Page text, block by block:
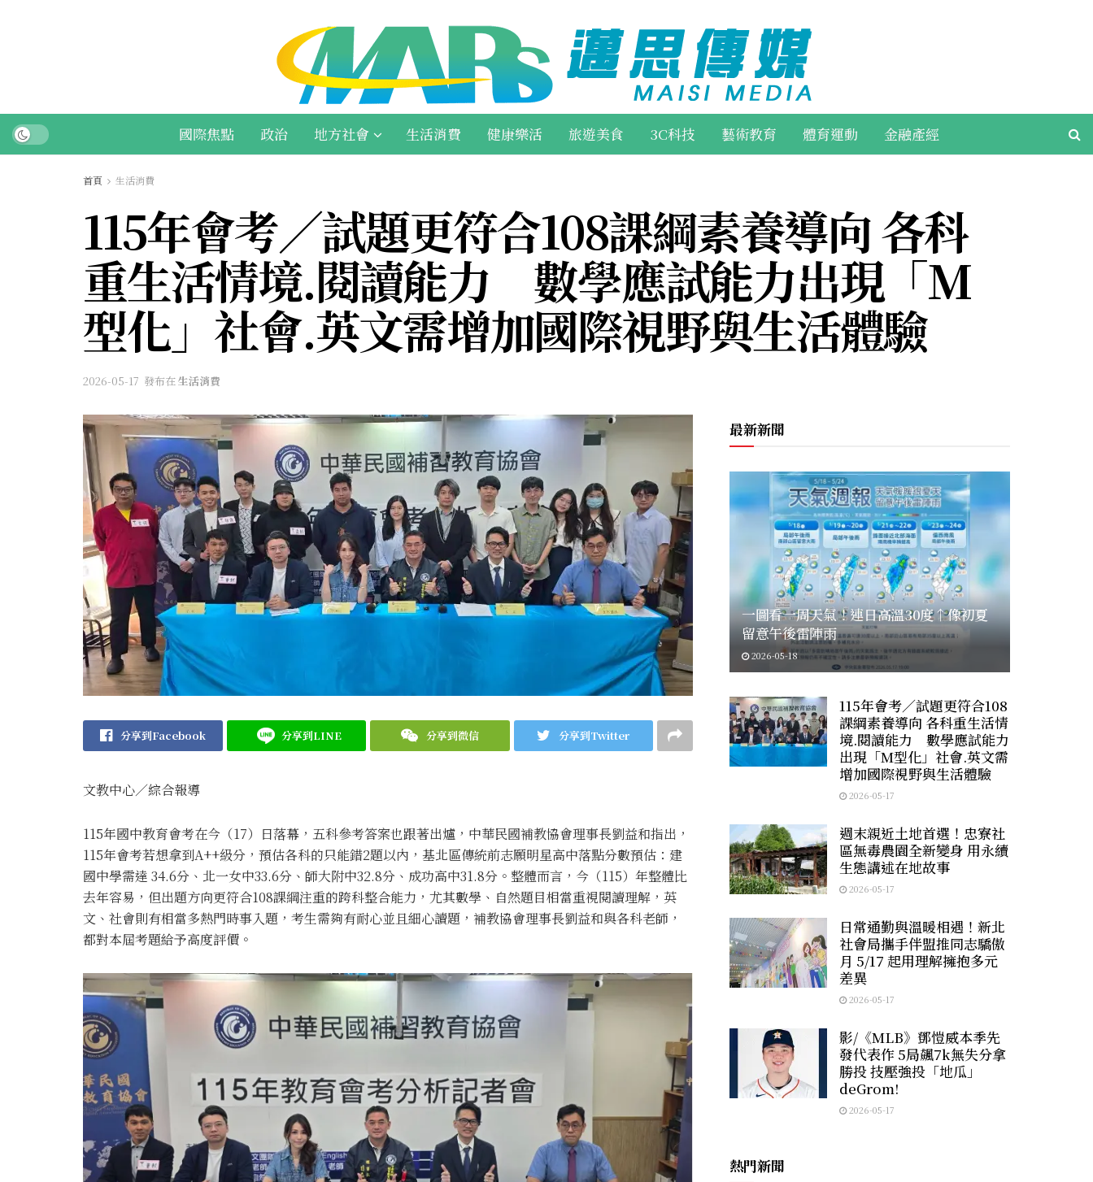
國際焦點 政治 地方社會 生活消費 健康樂活 旅遊美食 3C科技 藝術教育 體育運動 金融產經
首頁 生活消費
115年會考／試題更符合108課綱素養導向 各科
重生活情境.閱讀能力 數學應試能力出現「M
型化」社會.英文需增加國際視野與生活體驗
2026-05-17 發布在生活消費
分享到Facebook 分享到LINE 分享到微信 分享到Twitter
文教中心／綜合報導
115年國中教育會考在今（17）日落幕，五科參考答案也跟著出爐，中華民國補教協會理事長劉益和指出，
115年會考若想拿到A++級分，預估各科的只能錯2題以內，基北區傳統前志願明星高中落點分數預估：建
國中學需達 34.6分、北一女中33.6分、師大附中32.8分、成功高中31.8分。整體而言，今（115）年整體比
去年容易，但出題方向更符合108課綱注重的跨科整合能力，尤其數學、自然題目相當重視閱讀理解，英
文、社會則有相當多熱門時事入題，考生需夠有耐心並且細心讀題，補教協會理事長劉益和與各科老師，
都對本屆考題給予高度評價。
最新新聞
一圖看一周天氣！連日高溫30度↑像初夏
留意午後雷陣雨
2026-05-18
115年會考／試題更符合108
課綱素養導向 各科重生活情
境.閱讀能力 數學應試能力
出現「M型化」社會.英文需
增加國際視野與生活體驗
2026-05-17
週末親近土地首選！忠寮社
區無毒農園全新變身 用永續
生態講述在地故事
2026-05-17
日常通勤與溫暖相遇！新北
社會局攜手伴盟推同志驕傲
月 5/17 起用理解擁抱多元
差異
2026-05-17
影/《MLB》鄧愷威本季先
發代表作 5局飆7k無失分拿
勝投 技壓強投「地瓜」
deGrom!
2026-05-17
熱門新聞